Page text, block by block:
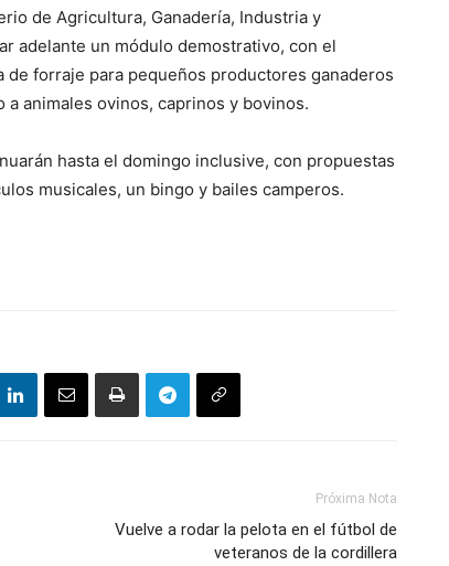
de Agricultura, Ganadería, Industria y
adelante un módulo demostrativo, con el
forraje para pequeños productores ganaderos
animales ovinos, caprinos y bovinos.
hasta el domingo inclusive, con propuestas
musicales, un bingo y bailes camperos.
Próxima Nota
Vuelve a rodar la pelota en el fútbol de
veteranos de la cordillera